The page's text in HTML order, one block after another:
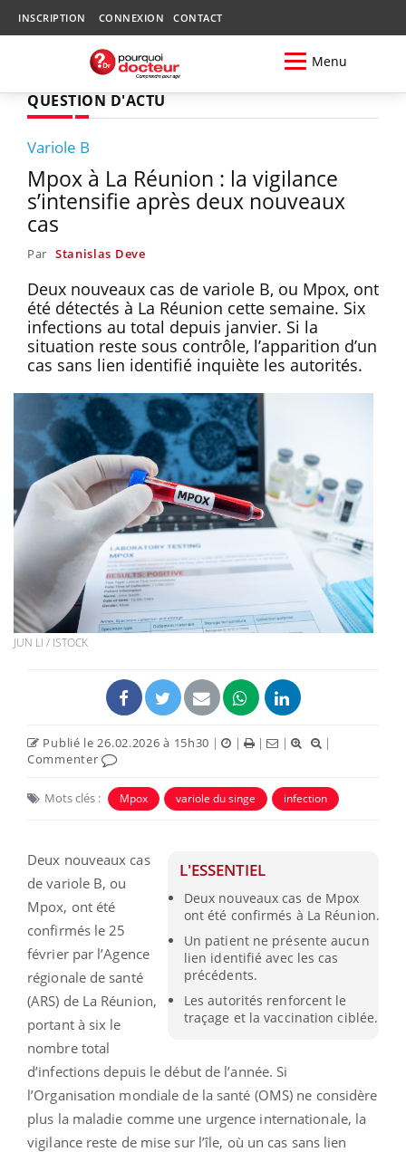
INSCRIPTION CONNEXION CONTACT
Menu
QUESTION D'ACTU
Variole B
Mpox à La Réunion : la vigilance
s’intensifie après deux nouveaux
cas
Par Stanislas Deve
Deux nouveaux cas de variole B, ou Mpox, ont
été détectés à La Réunion cette semaine. Six
infections au total depuis janvier. Si la
situation reste sous contrôle, l’apparition d’un
cas sans lien identifié inquiète les autorités.
JUN LI / ISTOCK
Publié le 26.02.2026 à 15h30 | | | |
|
Commenter
Mots clés : Mpox variole du singe infection
L'ESSENTIEL
Deux nouveaux cas de Mpox
ont été confirmés à La Réunion.
Un patient ne présente aucun
lien identifié avec les cas
précédents.
Les autorités renforcent le
traçage et la vaccination ciblée.
Deux nouveaux cas
de variole B, ou
Mpox, ont été
confirmés le 25
février par l’Agence
régionale de santé
(ARS) de La Réunion,
portant à six le
nombre total
d’infections depuis le début de l’année. Si
l’Organisation mondiale de la santé (OMS) ne considère
plus la maladie comme une urgence internationale, la
vigilance reste de mise sur l’île, où un cas sans lien